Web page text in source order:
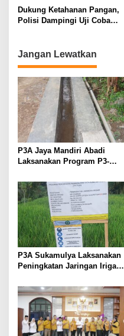
Terima Kasih kepada Polri
Dukung Ketahanan Pangan,
Polisi Dampingi Uji Coba
Jangan Lewatkan
P3A Jaya Mandiri Abadi
Laksanakan Program P3-
Irigasi di Wanayasa
P3A Sukamulya Laksanakan
Peningkatan Jaringan Irigasi,
Pertanian di Tegalwaru